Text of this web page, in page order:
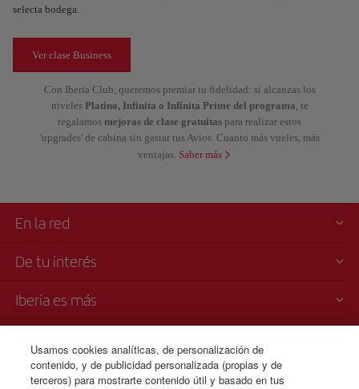
selecta bodega.
Ver clase Business
Con Iberia Club, queremos premiar tu fidelidad: si alcanzas los
niveles Platino, Infinita o Infinita Prime del programa, te
regalamos mejoras de clase gratuitas para realizar estos
'upgrades' de cabina sin gastar tus Avios. Cuanto más vueles, más
ventajas. Saber más
En la red
De tu interés
Iberia es más
Venta telefónica
Usamos cookies analíticas, de personalización de
contenido, y de publicidad personalizada (propias y de
terceros) para mostrarte contenido útil y basado en tus